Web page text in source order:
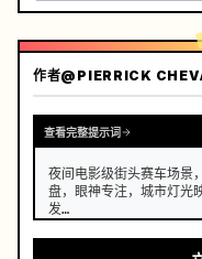
作者@PIERRICK
查看完整提示词
夜间电影级街头赛车场景
盘，眼神专注，城市灯光
发
运镜：采用具备无缝转